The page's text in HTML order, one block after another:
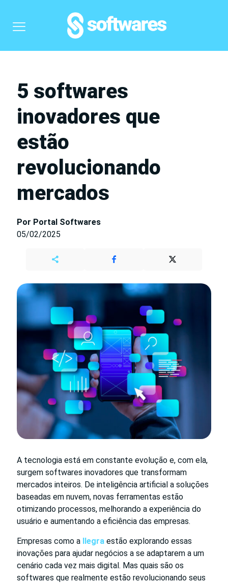
5 softwares
inovadores que
estão
revolucionando
mercados
Por Portal Softwares
05/02/2025
A tecnologia está em constante evolução e, com ela,
surgem softwares inovadores que transformam
mercados inteiros. De inteligência artificial a soluções
baseadas em nuvem, novas ferramentas estão
otimizando processos, melhorando a experiência do
usuário e aumentando a eficiência das empresas.
Empresas como a Ilegra estão explorando essas
inovações para ajudar negócios a se adaptarem a um
cenário cada vez mais digital. Mas quais são os
softwares que realmente estão revolucionando seus